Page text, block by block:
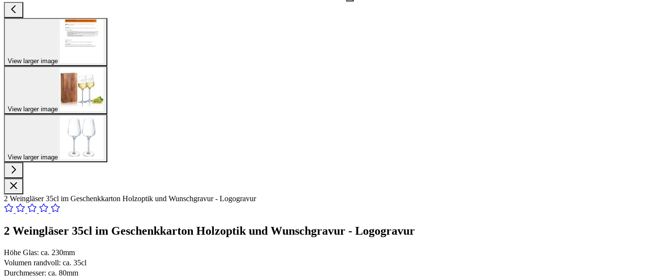
View larger image
View larger image
View larger image
2 Weingläser 35cl im Geschenkkarton Holzoptik und Wunschgravur - Logogravur
2 Weingläser 35cl im Geschenkkarton Holzoptik und Wunschgravur - Logogravur
Höhe Glas: ca. 230mm
Volumen randvoll: ca. 35cl
Durchmesser: ca. 80mm